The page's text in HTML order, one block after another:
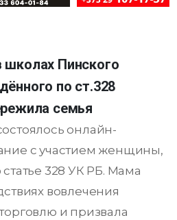
школах Пинского
по ст.328
семья
онлайн-
с участием женщины,
328 УК РБ. Мама
вовлечения
и призвала